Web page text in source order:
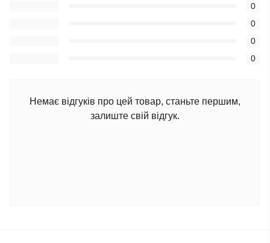
0
0
0
0
Немає відгуків про цей товар, станьте першим,
залиште свій відгук.